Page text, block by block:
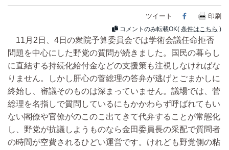
ツイート Facebook
印刷
コメントのみ転載OK( 条件はこちら )
11月2日、4日の衆院予算委員会では学術会議任命拒否
問題を中心にした野党の質問が続きました。国民の暮らし
に直結する持続化給付金などの支援策も注視しなければな
りません。しかし肝心の菅総理の答弁が逃げとごまかしに
終始し、審議そのものは深まっていません。議場では、菅
総理を名指しで質問しているにもかかわらず呼ばれてもい
ない閣僚や官僚がのこのこ出てきて代弁することが常態化
し、野党が抗議しようものなら金田委員長の采配で質問者
の時間が空費されるひどい運営です。けれども野党側の粘